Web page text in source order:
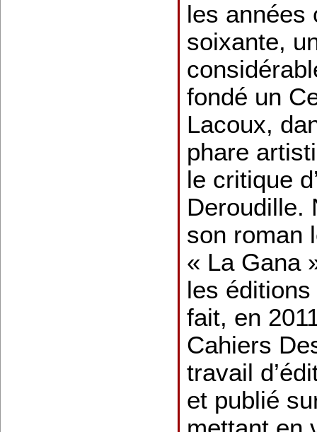
les années
soixante,
fondé un
Lacoux,
phare
le critique
Deroudille.
son roman
« La Gana
les éditions
fait, en
Cahiers
travail
et publié